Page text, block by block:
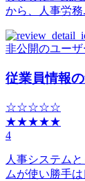
から、人事労務
非公開のユーザ
従業員情報
☆☆☆☆☆
★★★★★
4
人事システム
ムが使い勝手